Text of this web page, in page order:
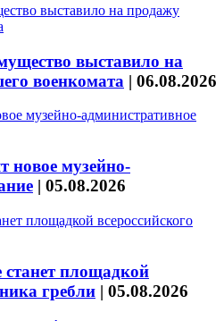
выставило на
военкомата | 06.08.2026
новое музейно-
| 05.08.2026
станет площадкой
гребли | 05.08.2026